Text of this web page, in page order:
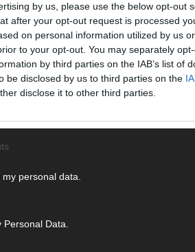
by us, please use the below opt-out
after your opt-out request is processed
on personal information utilized by us
to your opt-out. You may separately
by third parties on the IAB’s list of
be disclosed by us to third parties on the
disclose it to other third parties.
personal data.
Data.
AD